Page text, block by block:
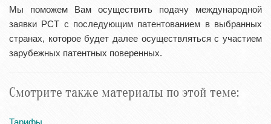
Мы поможем Вам осуществить подачу международной
заявки РСТ с последующим патентованием в выбранных
странах, которое будет далее осуществляться с участием
зарубежных патентных поверенных.
Смотрите также материалы по этой теме:
Тарифы